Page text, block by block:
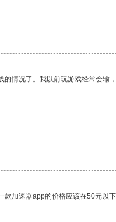
情况了。我以前玩游戏经常会输
加速器app的价格应该在50元以下